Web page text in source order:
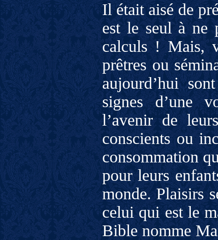
Il était aisé de
est le seul à ne
calculs ! Mais,
prêtres ou
aujourd’hui
signes d’une
l’avenir de
conscients ou
consommation
pour leurs
monde. Plaisirs
celui qui est le
Bible nomme